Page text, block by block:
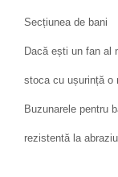
Secțiunea de bani
Dacă ești un fan al
stoca cu ușurință o
Buzunarele pentru
rezistentă la